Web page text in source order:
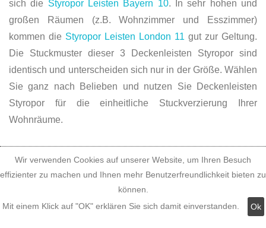
sich die Styropor Leisten Bayern 10. In sehr hohen und
großen Räumen (z.B. Wohnzimmer und Esszimmer)
kommen die Styropor Leisten London 11 gut zur Geltung.
Die Stuckmuster dieser 3 Deckenleisten Styropor sind
identisch und unterscheiden sich nur in der Größe. Wählen
Sie ganz nach Belieben und nutzen Sie Deckenleisten
Styropor für die einheitliche Stuckverzierung Ihrer
Wohnräume.
Wir verwenden Cookies auf unserer Website, um Ihren Besuch
effizienter zu machen und Ihnen mehr Benutzerfreundlichkeit bieten zu
können.
Mit einem Klick auf "OK" erklären Sie sich damit einverstanden.
Ok